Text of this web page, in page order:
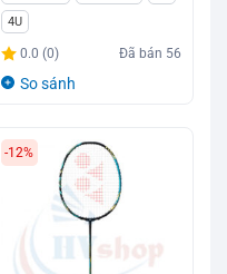
gốc
là:
4.980.000₫.
hiện
tại
là:
4U
0.0 (0) Đã bán 56
So sánh
-12%